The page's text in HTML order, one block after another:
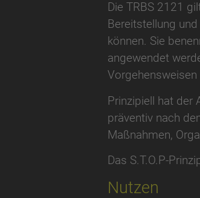
Die TRBS 2121
Bereitstellung
können. Sie
angewendet
Prinzipiell hat der
präventiv nach
Maßnahmen,
Das S.T.O.P-
Nutzen